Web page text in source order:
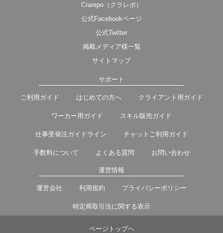
Crarepo（クラレポ）
公式Facebookページ
公式Twitter
掲載メディア様一覧
サイトマップ
サポート
ご利用ガイド はじめての方へ クライアント用ガイド
ワーカー用ガイド スキル販売ガイド
仕事受発注ガイドライン チャットご利用ガイド
手数料について よくある質問 お問い合わせ
運営情報
運営会社 利用規約 プライバシーポリシー
特定商取引法に関する表示
ページトップヘ